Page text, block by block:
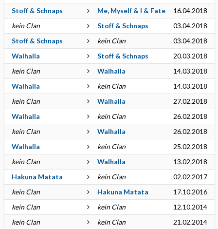
Stoff & Schnaps Me, Myself & I & Fate
16.04.2018
kein Clan
Stoff & Schnaps
03.04.2018
Stoff & Schnaps
kein Clan
03.04.2018
Walhalla
Stoff & Schnaps
20.03.2018
kein Clan
Walhalla
14.03.2018
Walhalla
kein Clan
14.03.2018
kein Clan
Walhalla
27.02.2018
Walhalla
kein Clan
26.02.2018
kein Clan
Walhalla
26.02.2018
Walhalla
kein Clan
25.02.2018
kein Clan
Walhalla
13.02.2018
Hakuna Matata
kein Clan
02.02.2017
kein Clan
Hakuna Matata
17.10.2016
kein Clan
kein Clan
12.10.2014
kein Clan
kein Clan
21.02.2014